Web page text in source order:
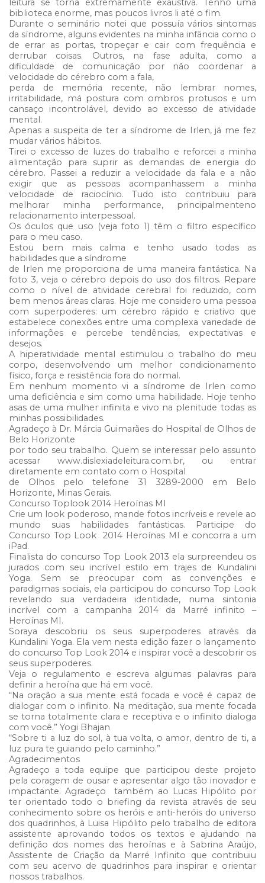
leitura se torna extremamente exaustiva. Tenho uma
biblioteca enorme, mas poucos livros li até o fim.
Durante o seminário notei que possuía vários sintomas
da síndrome, alguns evidentes na minha infância como o
de errar as portas, tropeçar e cair com frequência e
derrubar coisas. Outros, na fase adulta, como a
dificuldade de comunicação por não coordenar a
velocidade do cérebro com a fala,
perda de memória recente, não lembrar nomes,
irritabilidade, má postura com ombros protusos e um
cansaço incontrolável, devido ao excesso de atividade
mental.
Apenas a suspeita de ter a síndrome de Irlen, já me fez
mudar vários hábitos.
Tirei o excesso de luzes do trabalho e reforcei a minha
alimentação para suprir as demandas de energia do
cérebro. Passei a reduzir a velocidade da fala e a não
exigir que as pessoas acompanhassem a minha
velocidade de raciocínio. Tudo isto contribuiu para
melhorar minha performance, principalmenteno
relacionamento interpessoal.
Os óculos que uso (veja foto 1) têm o filtro específico
para o meu caso.
Estou bem mais calma e tenho usado todas as
habilidades que a síndrome
de Irlen me proporciona de uma maneira fantástica. Na
foto 3, veja o cérebro depois do uso dos filtros. Repare
como o nível de atividade cerebral foi reduzido, com
bem menos áreas claras. Hoje me considero uma pessoa
com superpoderes: um cérebro rápido e criativo que
estabelece conexões entre uma complexa variedade de
informações e percebe tendências, expectativas e
desejos.
A hiperatividade mental estimulou o trabalho do meu
corpo, desenvolvendo um melhor condicionamento
físico, força e resistência fora do normal.
Em nenhum momento vi a síndrome de Irlen como
uma deficiência e sim como uma habilidade. Hoje tenho
asas de uma mulher infinita e vivo na plenitude todas as
minhas possibilidades.
Agradeço à Dr. Márcia Guimarães do Hospital de Olhos de
Belo Horizonte
por todo seu trabalho. Quem se interessar pelo assunto
acessar www.dislexiadeleitura.com.br, ou entrar
diretamente em contato com o Hospital
de Olhos pelo telefone 31 3289-2000 em Belo
Horizonte, Minas Gerais.
Concurso Toplook 2014 Heroínas MI
Crie um look poderoso, mande fotos incríveis e revele ao
mundo suas habilidades fantásticas. Participe do
Concurso Top Look 2014 Heroínas MI e concorra a um
iPad.
Finalista do concurso Top Look 2013 ela surpreendeu os
jurados com seu incrível estilo em trajes de Kundalini
Yoga. Sem se preocupar com as convenções e
paradigmas sociais, ela participou do concurso Top Look
revelando sua verdadeira identidade, numa sintonia
incrível com a campanha 2014 da Marré infinito –
Heroínas MI.
Soraya descobriu os seus superpoderes através da
Kundalini Yoga. Ela vem nesta edição fazer o lançamento
do concurso Top Look 2014 e inspirar você a descobrir os
seus superpoderes.
Veja o regulamento e escreva algumas palavras para
definir a heroína que há em você.
“Na oração a sua mente está focada e você é capaz de
dialogar com o infinito. Na meditação, sua mente focada
se torna totalmente clara e receptiva e o infinito dialoga
com você.” Yogi Bhajan
“Sobre ti a luz do sol, à tua volta, o amor, dentro de ti, a
luz pura te guiando pelo caminho.”
Agradecimentos
Agradeço a toda equipe que participou deste projeto
pela coragem de ousar e apresentar algo tão inovador e
impactante. Agradeço também ao Lucas Hipólito por
ter orientado todo o briefing da revista através de seu
conhecimento sobre os heróis e anti-heróis do universo
dos quadrinhos, à Luisa Hipólito pelo trabalho de editora
assistente aprovando todos os textos e ajudando na
definição dos nomes das heroínas e à Sabrina Araújo,
Assistente de Criação da Marré Infinito que contribuiu
com seu acervo de quadrinhos para inspirar e orientar
nossos trabalhos.